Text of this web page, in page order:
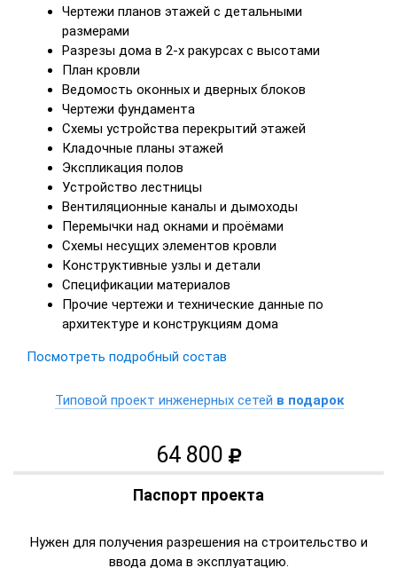
Чертежи планов этажей с детальными
размерами
Разрезы дома в 2-х ракурсах с высотами
План кровли
Ведомость оконных и дверных блоков
Чертежи фундамента
Схемы устройства перекрытий этажей
Кладочные планы этажей
Экспликация полов
Устройство лестницы
Вентиляционные каналы и дымоходы
Перемычки над окнами и проёмами
Схемы несущих элементов кровли
Конструктивные узлы и детали
Спецификации материалов
Прочие чертежи и технические данные по
архитектуре и конструкциям дома
Посмотреть подробный состав
Типовой проект инженерных сетей в подарок
64 800
Паспорт проекта
Нужен для получения разрешения на строительство и
ввода дома в эксплуатацию.